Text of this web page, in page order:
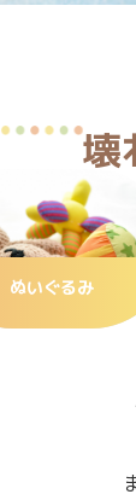
壊
ぬいぐるみ